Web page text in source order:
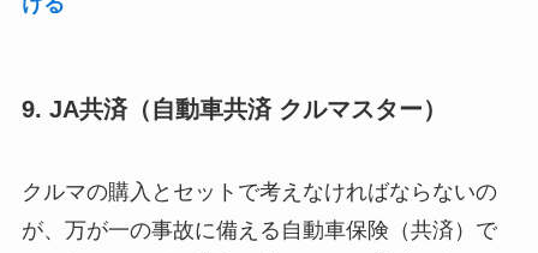
9. JA共済（自動車共済 クルマスター）
クルマの購入とセットで考えなければならないの
が、万が一の事故に備える自動車保険（共済）で